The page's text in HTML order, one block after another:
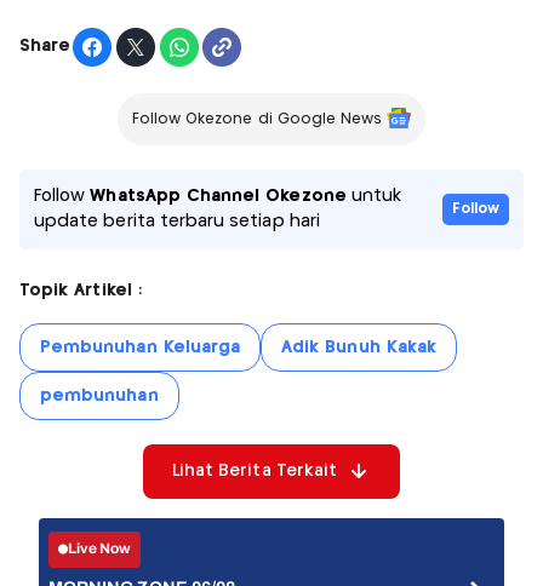
Share
Follow Okezone di Google News
FollowWhatsApp Channel Okezone untuk
update berita terbaru setiap hari
Follow
Topik Artikel :
Pembunuhan Keluarga Adik Bunuh Kakak
pembunuhan
Lihat Berita Terkait
Live Now